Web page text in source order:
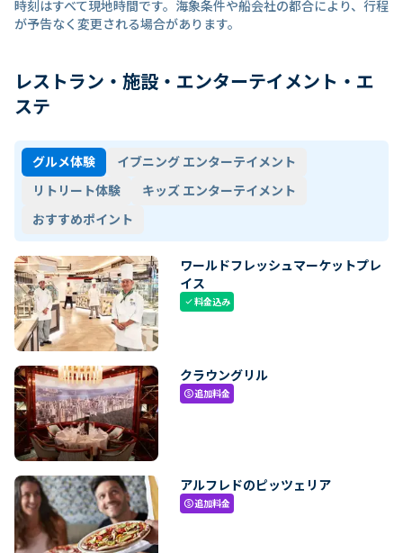
時刻はすべて現地時間です。海象条件や船会社の都合により、行程
が予告なく変更される場合があります。
レストラン・施設・エンターテイメント・エ
ステ
グルメ体験
イブニング エンターテイメント
リトリート体験
キッズ エンターテイメント
おすすめポイント
ワールドフレッシュマーケットプレ
イス
check料金込み
クラウングリル
paid追加料金
アルフレドのピッツェリア
paid追加料金